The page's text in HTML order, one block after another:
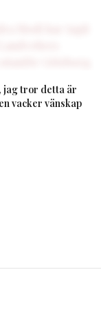
jag tror detta är
vacker vänskap